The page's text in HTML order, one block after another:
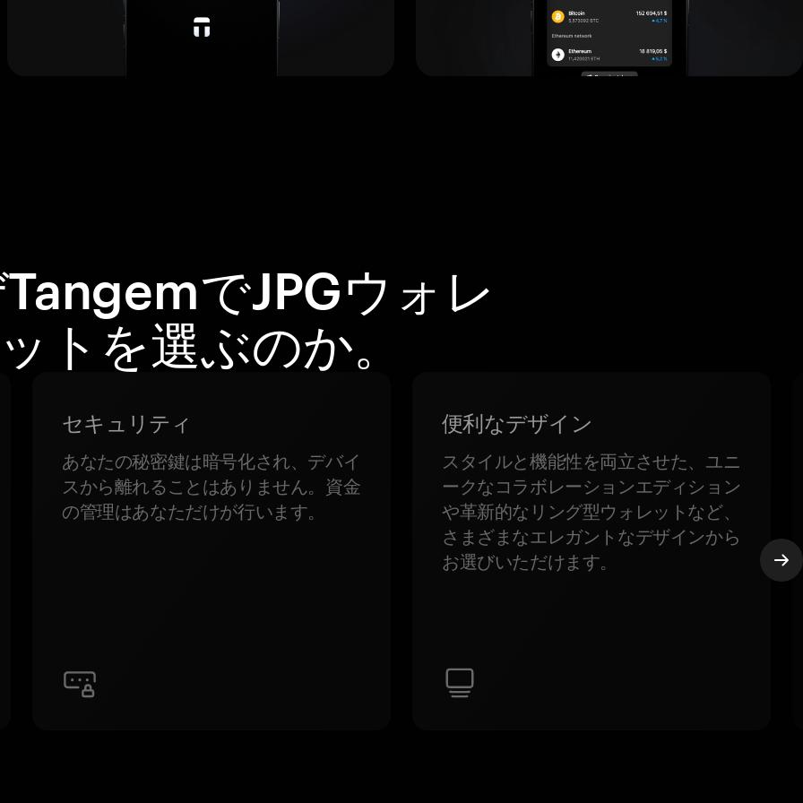
でJPGウォレ
トを選ぶのか。
セキュリティ
あなたの秘密鍵は暗号化され、デバイ
スから離れることはありません。資金
の管理はあなただけが行います。
便利なデザイン
スタイルと機能性を両立させた、ユニ
ークなコラボレーションエディション
や革新的なリング型ウォレットなど、
さまざまなエレガントなデザインから
お選びいただけます。